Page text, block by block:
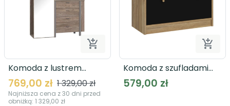

Dodaj do koszyka
Komoda z lustrem
MURAI MQRK611L
769,00 zł 1 329,00 zł
Najniższa cena z 30 dni przed
obniżką: 1 329,00 zł

Komoda z szufladami
BADERNA WQNK215
579,00 zł